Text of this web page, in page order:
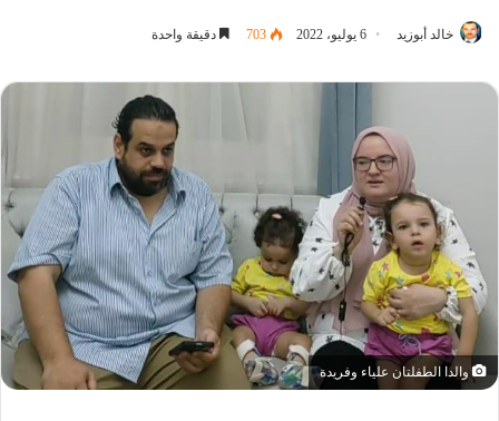
خالد أبوزيد 6 يوليو، 2022 703 دقيقة واحدة
والدا الطفلتان علياء وفريدة